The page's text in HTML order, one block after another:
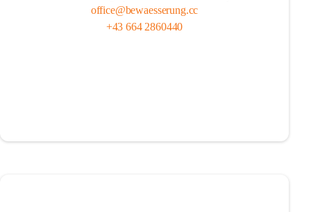
office@bewaesserung.cc
+43 664 2860440